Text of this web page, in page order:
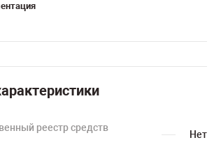
реестр средств
Нет